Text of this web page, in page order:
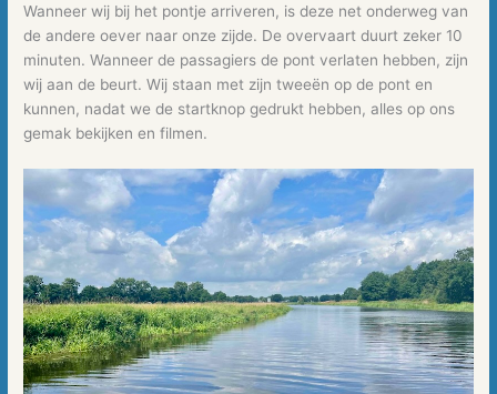
Wanneer wij bij het pontje arriveren, is deze net onderweg van
de andere oever naar onze zijde. De overvaart duurt zeker 10
minuten. Wanneer de passagiers de pont verlaten hebben, zijn
wij aan de beurt. Wij staan met zijn tweeën op de pont en
kunnen, nadat we de startknop gedrukt hebben, alles op ons
gemak bekijken en filmen.